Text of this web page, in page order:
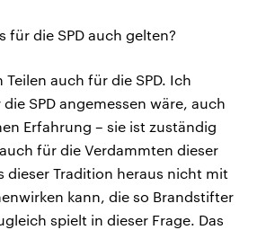
für die SPD auch gelten?
Teilen auch für die SPD. Ich
SPD angemessen wäre, auch
Erfahrung – sie ist zuständig
für die Verdammten dieser
dieser Tradition heraus nicht mit
kann, die so Brandstifter
spielt in dieser Frage. Das